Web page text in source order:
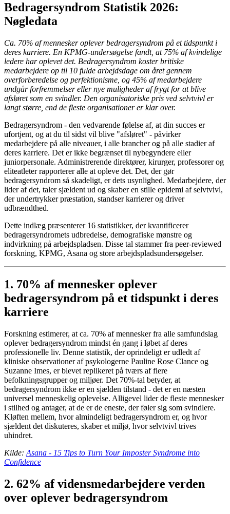
Bedragersyndrom Statistik 2026:
Nøgledata
Ca. 70% af mennesker oplever bedragersyndrom på et tidspunkt i
deres karriere. En KPMG-undersøgelse fandt, at 75% af kvindelige
ledere har oplevet det. Bedragersyndrom koster britiske
medarbejdere op til 10 fulde arbejdsdage om året gennem
overforberedelse og perfektionisme, og 45% af medarbejdere
undgår forfremmelser eller nye muligheder af frygt for at blive
afsløret som en svindler. Den organisatoriske pris ved selvtvivl er
langt større, end de fleste organisationer er klar over.
Bedragersyndrom - den vedvarende følelse af, at din succes er
ufortjent, og at du til sidst vil blive "afsløret" - påvirker
medarbejdere på alle niveauer, i alle brancher og på alle stadier af
deres karriere. Det er ikke begrænset til nybegyndere eller
juniorpersonale. Administrerende direktører, kirurger, professorer og
eliteatleter rapporterer alle at opleve det. Det, der gør
bedragersyndrom så skadeligt, er dets usynlighed. Medarbejdere, der
lider af det, taler sjældent ud og skaber en stille epidemi af selvtvivl,
der undertrykker præstation, standser karrierer og driver
udbrændthed.
Dette indlæg præsenterer 16 statistikker, der kvantificerer
bedragersyndromets udbredelse, demografiske mønstre og
indvirkning på arbejdspladsen. Disse tal stammer fra peer-reviewed
forskning, KPMG, Asana og store arbejdspladsundersøgelser.
1. 70% af mennesker oplever
bedragersyndrom på et tidspunkt i deres
karriere
Forskning estimerer, at ca. 70% af mennesker fra alle samfundslag
oplever bedragersyndrom mindst én gang i løbet af deres
professionelle liv. Denne statistik, der oprindeligt er udledt af
kliniske observationer af psykologerne Pauline Rose Clance og
Suzanne Imes, er blevet replikeret på tværs af flere
befolkningsgrupper og miljøer. Det 70%-tal betyder, at
bedragersyndrom ikke er en sjælden tilstand - det er en næsten
universel menneskelig oplevelse. Alligevel lider de fleste mennesker
i stilhed og antager, at de er de eneste, der føler sig som svindlere.
Kløften mellem, hvor almindeligt bedragersyndrom er, og hvor
sjældent det diskuteres, skaber et miljø, hvor selvtvivl trives
uhindret.
Kilde: Asana - 15 Tips to Turn Your Imposter Syndrome into
Confidence
2. 62% af vidensmedarbejdere verden
over oplever bedragersyndrom